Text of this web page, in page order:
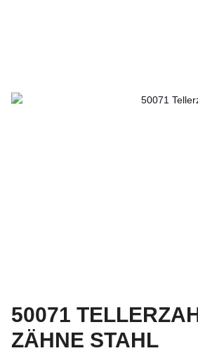
50071
ZÄHNE STAHL